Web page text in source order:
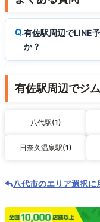
有佐駅周辺でLINE
か？
有佐駅周辺でジ
八代駅(1)
日奈久温泉駅(1)
八代市のエリア選択に